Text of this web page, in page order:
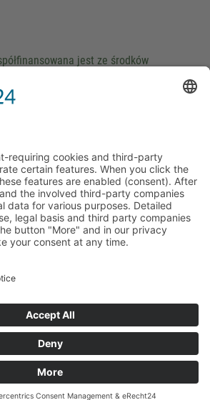
jest ze środków
Landtagu Saksońskiego budżetu.
requiring cookies and third-party
certain features. When you click the
features are enabled (consent).
we and the involved third-party
personal data for various purposes.
under the button "More" and in our
ACCEPT MORE
Legal notice Privacy policy